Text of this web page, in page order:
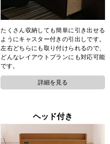
たくさん収納しても簡単に引き出せる
ようにキャスター付きの引出しです。
左右どちらにも取り付けられるので、
どんなレイアウトプランにも対応可能
です。
ヘッド付き